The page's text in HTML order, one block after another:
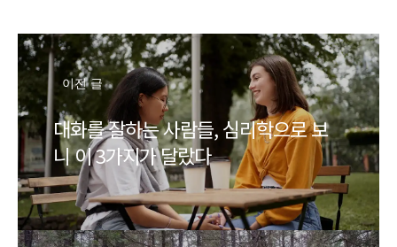
이전 글
대화를 잘하는 사람들, 심리학으로 보
니 이 3가지가 달랐다